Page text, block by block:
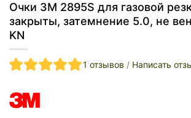
Очки 3M 2895S для газовой
закрыты, затемнение 5.0, не
KN
1 отзывов / Написать